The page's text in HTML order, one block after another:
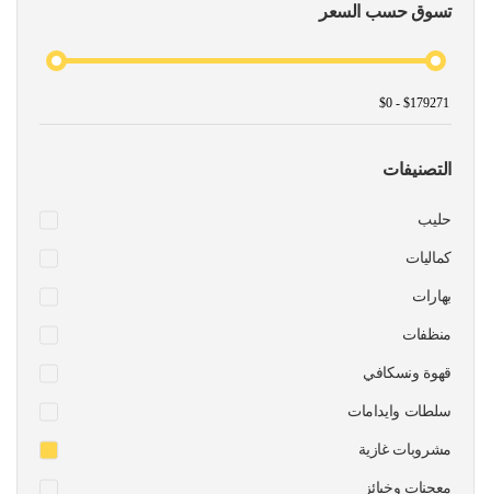
تسوق حسب السعر
التصنيفات
حليب
كماليات
بهارات
منظفات
قهوة ونسكافي
سلطات وايدامات
مشروبات غازية
معجنات وخبائز